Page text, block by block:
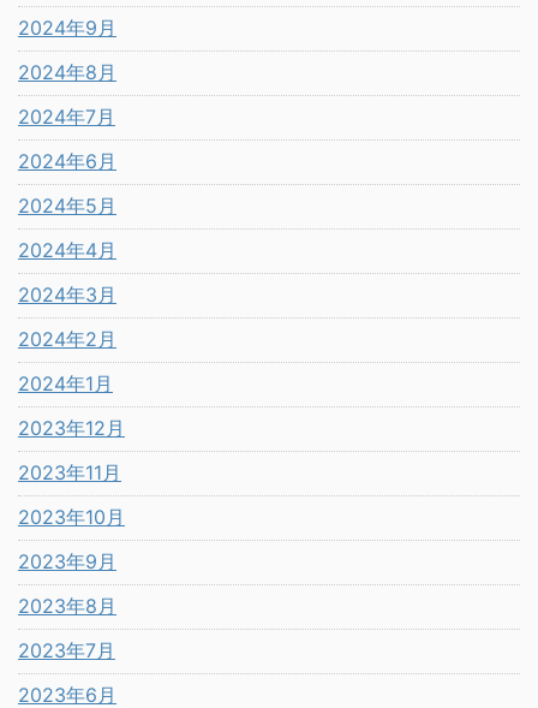
2024年9月
2024年8月
2024年7月
2024年6月
2024年5月
2024年4月
2024年3月
2024年2月
2024年1月
2023年12月
2023年11月
2023年10月
2023年9月
2023年8月
2023年7月
2023年6月